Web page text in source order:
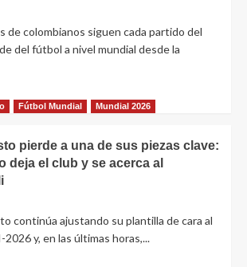
de colombianos siguen cada partido del
del fútbol a nivel mundial desde la
Fútbol Mundial Mundial 2026
pierde a una de sus piezas clave:
deja el club y se acerca al
continúa ajustando su plantilla de cara al
2026 y, en las últimas horas,...